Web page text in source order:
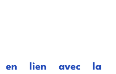
en lien avec la